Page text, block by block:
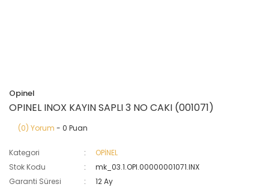
Opinel
OPINEL INOX KAYIN SAPLI 3 NO CAKI (001071)
(0) Yorum - 0 Puan
Kategori
OPİNEL
Stok Kodu
mk_03.1.OPI.00000001071.INX
Garanti Süresi
12 Ay